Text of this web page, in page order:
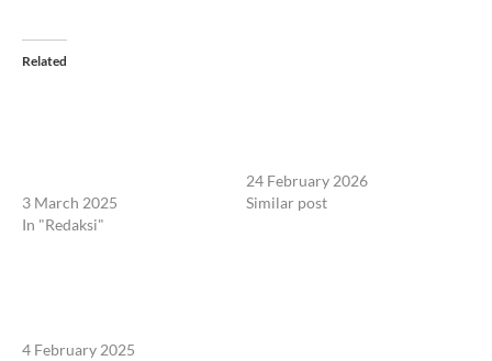
Related
3 March 2025
In "Redaksi"
24 February 2026
Similar post
4 February 2025